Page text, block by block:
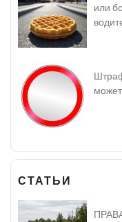
или
СТАТЬИ